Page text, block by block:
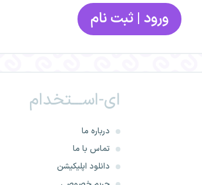
ورود | ثبت نام
ای-اســـتخدام
درباره ما
تماس با ما
دانلود اپلیکیشن